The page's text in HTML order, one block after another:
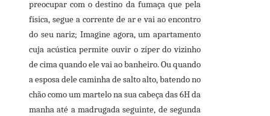
preocupar com o destino da fumaça que pela
física, segue a corrente de ar e vai ao encontro
do seu nariz; Imagine agora, um apartamento
cuja acústica permite ouvir o zíper do vizinho
de cima quando ele vai ao banheiro. Ou quando
a esposa dele caminha de salto alto, batendo no
chão como um martelo na sua cabeça das 6H da
manha até a madrugada seguinte, de segunda